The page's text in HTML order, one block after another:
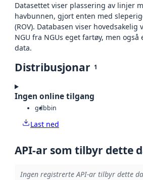
Datasettet viser plassering av linjer
havbunnen, gjort enten med
(ROV). Databasen viser
NGU fra NGUs eget fartøy, men også
data.
Distribusjonar 1
Ingen online tilgang
gdbbin
Last ned
API-ar som tilbyr dette
Ingen registrerte API-ar tilbyr dette